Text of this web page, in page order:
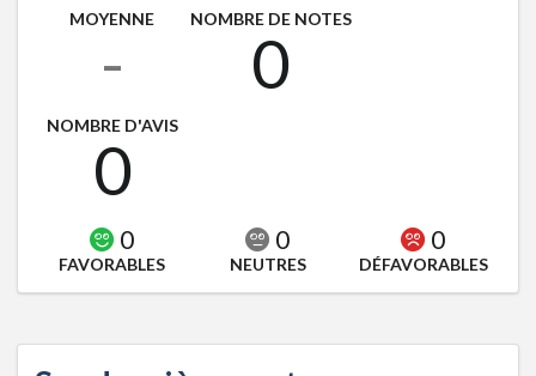
MOYENNE
-
NOMBRE DE NOTES
0
NOMBRE D'AVIS
0
0
FAVORABLES
0
NEUTRES
0
DÉFAVORABLES